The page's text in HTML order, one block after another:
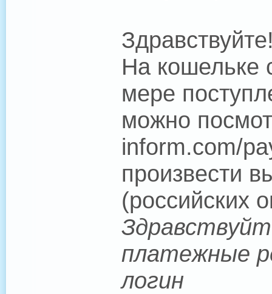
На кошельке
мере
можно
inform.com/
произвести
(российских
платежные
логин